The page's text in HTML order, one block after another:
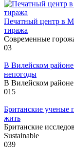
Печатный центр в
тиража
Современные
03
В Вилейском районе
непогоды
В Вилейском
015
Британские ученые
жить
Британские
Sustainable
039